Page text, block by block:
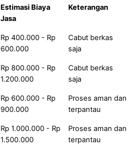
Estimasi Biaya
Jasa
Keterangan
Rp 400.000 - Rp
600.000
Cabut berkas
saja
Rp 800.000 - Rp
1.200.000
Cabut berkas
saja
Rp 600.000 - Rp
900.000
Proses aman dan
terpantau
Rp 1.000.000 - Rp
1.500.000
Proses aman dan
terpantau